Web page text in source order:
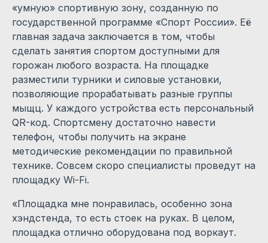
«умную» спортивную зону, созданную по
государственной программе «Спорт России». Её
главная задача заключается в том, чтобы
сделать занятия спортом доступными для
горожан любого возраста. На площадке
разместили турники и силовые установки,
позволяющие прорабатывать разные группы
мыщц. У каждого устройства есть персональный
QR-код. Спортсмену достаточно навести
телефон, чтобы получить на экране
методические рекомендации по правильной
технике. Совсем скоро специалисты проведут на
площадку Wi-Fi.
«Площадка мне понравилась, особенно зона
хэндстенда, то есть стоек на руках. В целом,
площадка отлично оборудована под воркаут.